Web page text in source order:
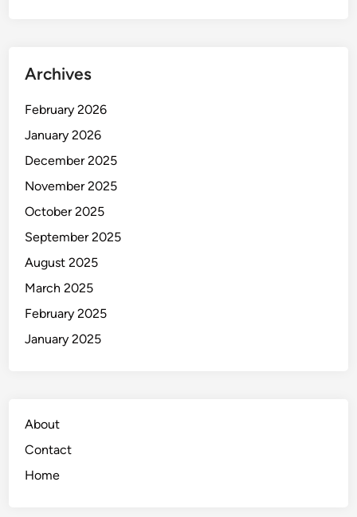
Archives
February 2026
January 2026
December 2025
November 2025
October 2025
September 2025
August 2025
March 2025
February 2025
January 2025
About
Contact
Home